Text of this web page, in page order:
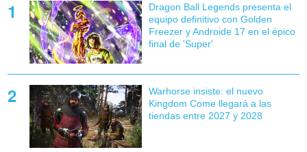
Dragon Ball Legends presenta el
equipo definitivo con Golden
Freezer y Androide 17 en el épico
final de 'Super'
Warhorse insiste: el nuevo
Kingdom Come llegará a las
tiendas entre 2027 y 2028